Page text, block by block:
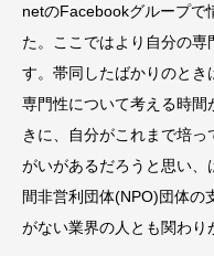
netのFacebookグループで
た。ここではより自分の専
す。帯同したばかりのと
専門性について考える時間
きに、自分がこれまで培
がいがあるだろうと思い、
間非営利団体(NPO)団体の
がない業界の人とも関わり